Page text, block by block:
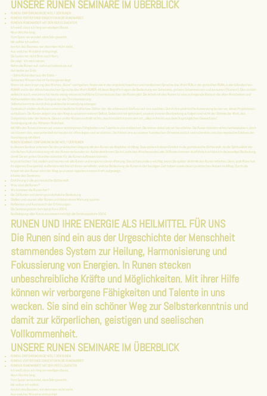
UNSERE RUNEN SEMINARE IM ÜBERBLICK
RUNEN I: EINFÜHRUNG IN DIE WELT DER RUNEN
RUNEN II: VERTIEFENDE EINSICHTEN IN DIE RUNENARBEIT
RUNEN III: RUNENARBEIT MIT DEN VIER ELEMENTEN
Ich weiß, dass ich hing am windigen Baum,
Neun Nächte lang,
Vom Speer verwundet, dem Odin geweiht,
Mir selber ich selbst,
Am Ast des Baumes, von dem man nicht sieht,
Aus welcher Wurzel er entspringt.
Sie boten mir nicht Brot noch Horn;
Da neigt´ ich mich nieder,
Nahm die Runen auf, nahm schreiend sie auf,
fiel nieder zur Erde
– Odins Runenlied aus der Edda –
Geheimes Wissen das im Verborgenen liegt
Wenn wir dem Ursprung des Wortes „Rune“ nachgehen, finden wir in der angelsächsischen und nordischen Sprache das Wort RUN, in der gotischen RUNA, in der isländischen
RUNAR und in der althochdeutschen Sprache das Wort RUNER. All diese Begriffe tragen die Bedeutung von Geheimnis, geheim, Geheimwissen und zuraunen (flüstern). Dies erklärt
vielleicht auch, warum es bis heute wenig wissenschaftliche Erkenntnisse über die Runen gibt. Die Arbeit mit den Runen ist eine aufregende Reise in die alten Weisheiten und
Mythenwelten des alten Europas vor der Christianisierung.
Selbsterkenntnis durch ihre praktische Anwendung erlangen
Symbolisch stellen die Runen unterschiedliche Kräfte bzw. Götter dar, die unbewusst Einfluss auf uns ausüben. Durch ihre praktische Anwendung lernen wir, diese Projektionen
aufzulösen. Die Runen zeigen uns den Weg zu unserem wahren Selbst. Dabei sind wir gefordert, unserer inneren Bestimmung zu folgen und nicht der Stimme der Welt, des
Zeitgeistes oder der Materie. Dieses uralte Wissen enthält nichts, das künstlich konstruiert ist, „alles in ihm ist aus dem Ursprünglichen Gewachsen“.
Vereinigung mit der Höheren Wahrheit
Mit Hilfe der Runen können wir unsere verborgenen Fähigkeiten und Talente in uns entdecken. Sie wirken dabei wie ein Verstärker. Die Runen können nichts herbeizaubern, doch
sie können das, was potentiell vorhanden ist offen legen und verstärken. Sie führen uns zu unserer kosmischen Urheimat zurück und schenken uns das mystische Erlebnis der
Vereinigung mit Allem.
RUNEN SEMINAR I: EINFÜHRUNG IN DIE WELT DER RUNEN
In diesem Seminar erlernen Sie den praktischen Umgang mit den Runen als Begleiter im Alltag. Dazu gebe ich einen Einblick in die germanische Götterwelt, da die Spiritualität der
nördlichen Kulturkreise eng mit den Runen verbunden ist. Außerdem lernen Sie im Laufe des Wochenendes alle 24 Runen kennen. Ausführlich erkläre ich die jeweilige Bedeutung,
damit Sie ein gutes Grundverständnis für die Runen aufbauen können.
Im praktischen Teil, stellen und raunen wir alle Runen und erspüren deren Wirkung. Das ist besonders wichtig, wenn Sie später aktiv mit den Runen arbeiten. Denn, jede Rune hat
ihr eigenes Energiefeld. Außerdem möchte ich Ihnen vermitteln, welche Bedeutung die Runen in der heutigen Zeit haben sowie deren praktischen Nutzen im Alltag. Durch die
Arbeit mit den Runen wird der Weg zu unserer eigenen inneren Kraft aufgezeigt.
Inhalte des Seminars:
Einführung in die germanische Götterwelt
Was sind die Runen?
Wo kommen die Runen her?
Die 24 Runen und deren grundsätzliche Bedeutung
Stellen und raunen aller Runen und dabei deren Wirkung spüren
Reflektion und Austausch der Erfahrungen
Die Seminargebühr beträgt je Kurs 200 €.
Bei Belegung aller Kurse zusammen beträgt die Seminargebühr 550 €.
RUNEN UND IHRE ENERGIE ALS HEILMITTEL FÜR UNS
Die Runen sind ein aus der Urgeschichte der Menschheit
stammendes System zur Heilung, Harmonisierung und
Fokussierung von Energien. In Runen stecken
unbeschreibliche Kräfte und Möglichkeiten. Mit ihrer Hilfe
können wir verborgene Fähigkeiten und Talente in uns
wecken. Sie sind ein schöner Weg zur Selbsterkenntnis und
damit zur körperlichen, geistigen und seelischen
Vollkommenheit.
UNSERE RUNEN SEMINARE IM ÜBERBLICK
RUNEN I: EINFÜHRUNG IN DIE WELT DER RUNEN
RUNEN II: VERTIEFENDE EINSICHTEN IN DIE RUNENARBEIT
RUNEN III: RUNENARBEIT MIT DEN VIER ELEMENTEN
Ich weiß, dass ich hing am windigen Baum,
Neun Nächte lang,
Vom Speer verwundet, dem Odin geweiht,
Mir selber ich selbst,
Am Ast des Baumes, von dem man nicht sieht,
Aus welcher Wurzel er entspringt.